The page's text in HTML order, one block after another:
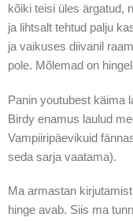
kõiki teisi üles ärgatud,
ja lihtsalt tehtud palju
ja vaikuses diivanil
pole. Mõlemad on
Panin youtubest käima
Birdy enamus laulud
Vampiiripäevikuid
seda sarja vaatama).
Ma armastan
hinge avab. Siis ma